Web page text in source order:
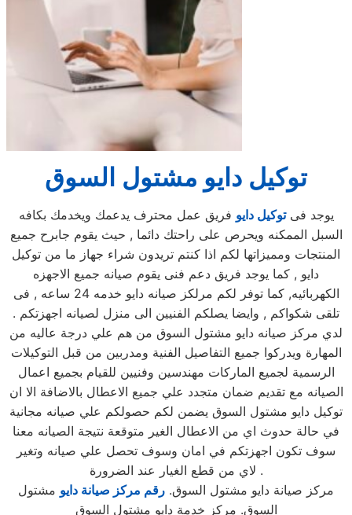
توكيل دايو مشتول السوق
يوجد فىتوكيل دايو فريق عمل محترف يدعمك ويخدمك بكافه
السبل الممكنه ويحرص على راحتك دائما , حيث يقوم جابرح جميع
المنتجات ومميزاتها لكم اذا كنتم تريدون شراء جهاز ما من توكيل
دايو , كما يوجد فريق دعم فنى يقوم صيانه جميع الاجهزه
الكهربائيه, كما توفر لكم مرلكز صيانه دايو خدمه 24 ساعه , فى
تلقى شكواكم , وايضا يصلكم الفنيين الى منزل لصيانه اجهزتكم .
لدي مركز صيانه دايو مشتول السوق من هم علي درجة عاليه من
المهارة ويدركوا جميع التفاصيل الفنية ومدربين من قبل التوكيلات
الرسمية لجميع الماركات مهندسين وفنيين للقيام بجميع اعمال
الصيانه مع تقديم ضمان متجدد علي جميع الاعطال بالاضافة الا ان
توكيل دايو مشتول السوق يضمن لكم حصولكم علي صيانه مجانية
في حالة حدوث اي من الاعطال الغير متوقعة نتيجة الصيانه معنا
سوف تكون اجهزتكم في امان وسوف تحصل علي صيانه وتغير
لاي من قطع الغيار عند الضرورة .
مركز صيانة دايو مشتول السوق. رقم مركز صيانة دايو مشتول
السوق. مركز خدمة دايو مشتول السوق